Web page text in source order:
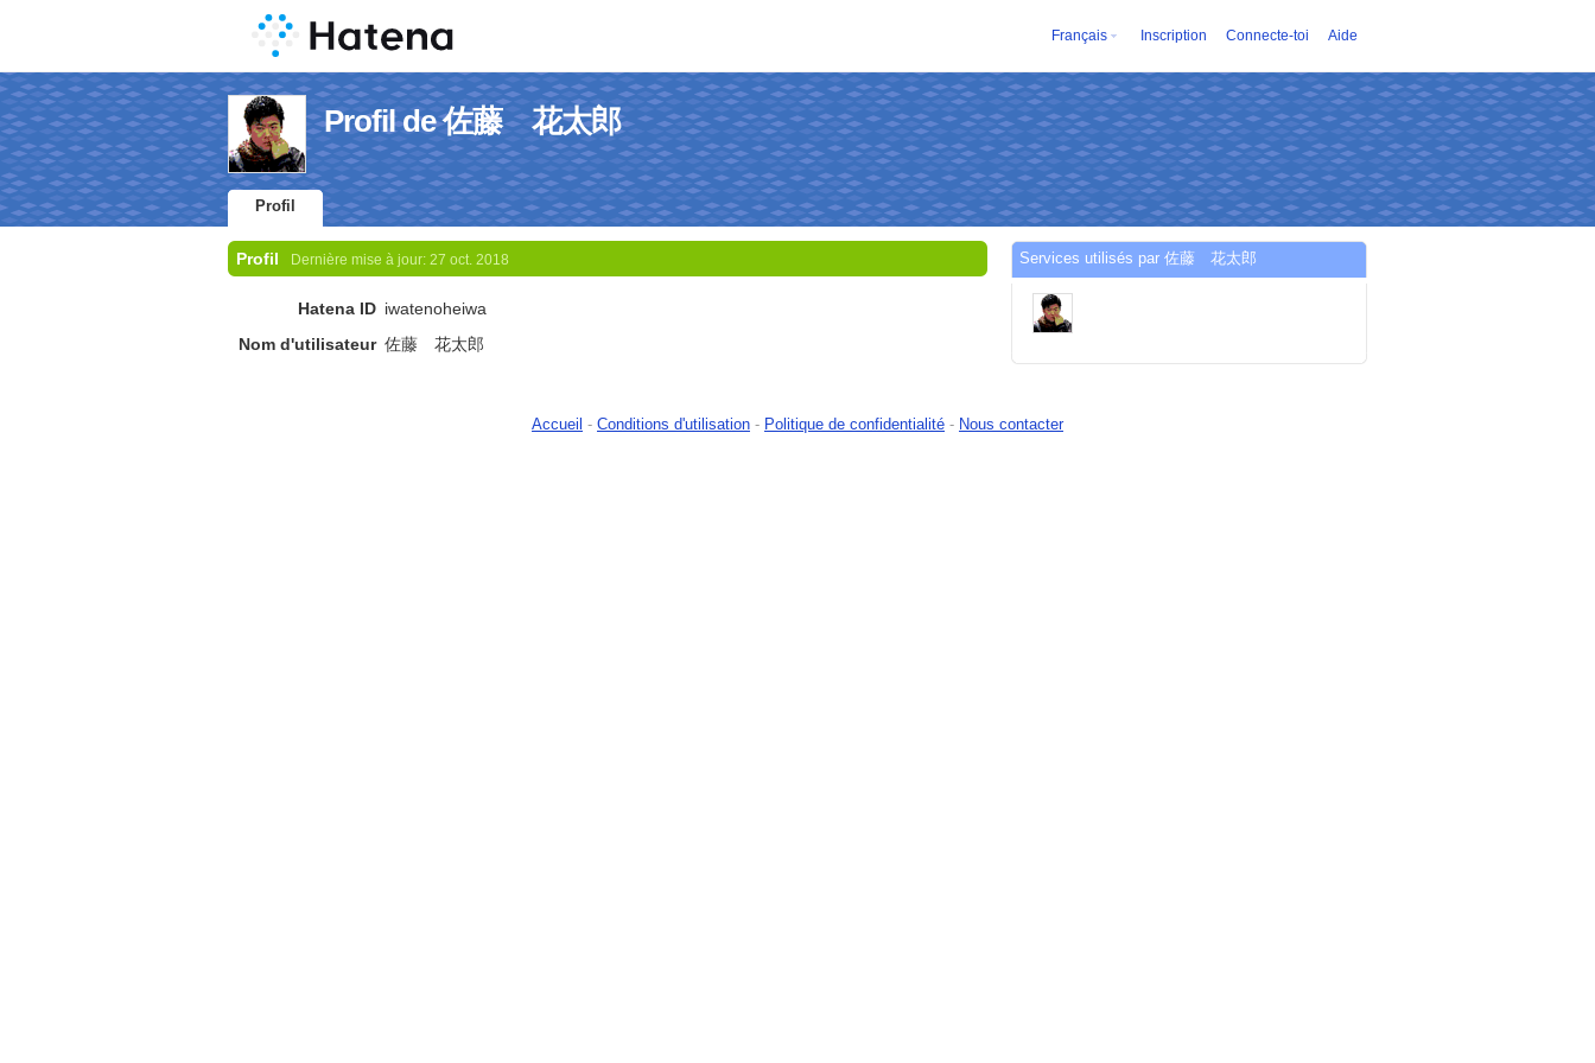
Français Inscription Connecte-toi Aide
Profil de 佐藤 花太郎
Profil
Profil Dernière mise à jour: 27 oct. 2018
Hatena ID iwatenoheiwa
Nom d'utilisateur 佐藤 花太郎
Services utilisés par 佐藤 花太郎
Accueil - Conditions d'utilisation - Politique de confidentialité - Nous contacter